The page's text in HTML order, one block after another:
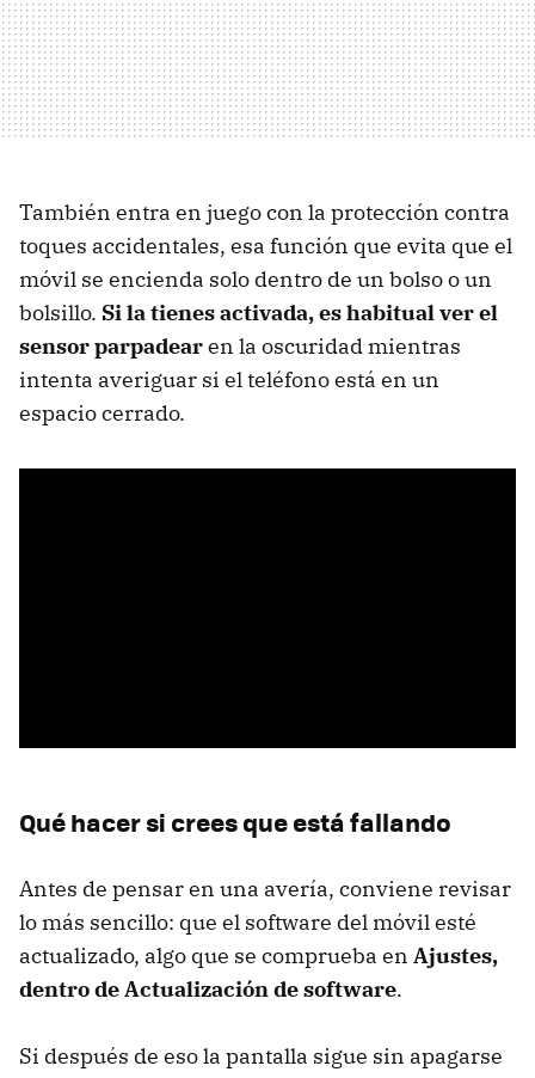
También entra en juego con la protección contra
toques accidentales, esa función que evita que el
móvil se encienda solo dentro de un bolso o un
bolsillo. Si la tienes activada, es habitual ver el
sensor parpadearen la oscuridad mientras
intenta averiguar si el teléfono está en un
espacio cerrado.
Qué hacer si crees que está fallando
Antes de pensar en una avería, conviene revisar
lo más sencillo: que el software del móvil esté
actualizado, algo que se comprueba en Ajustes,
dentro de Actualización de software.
Si después de eso la pantalla sigue sin apagarse